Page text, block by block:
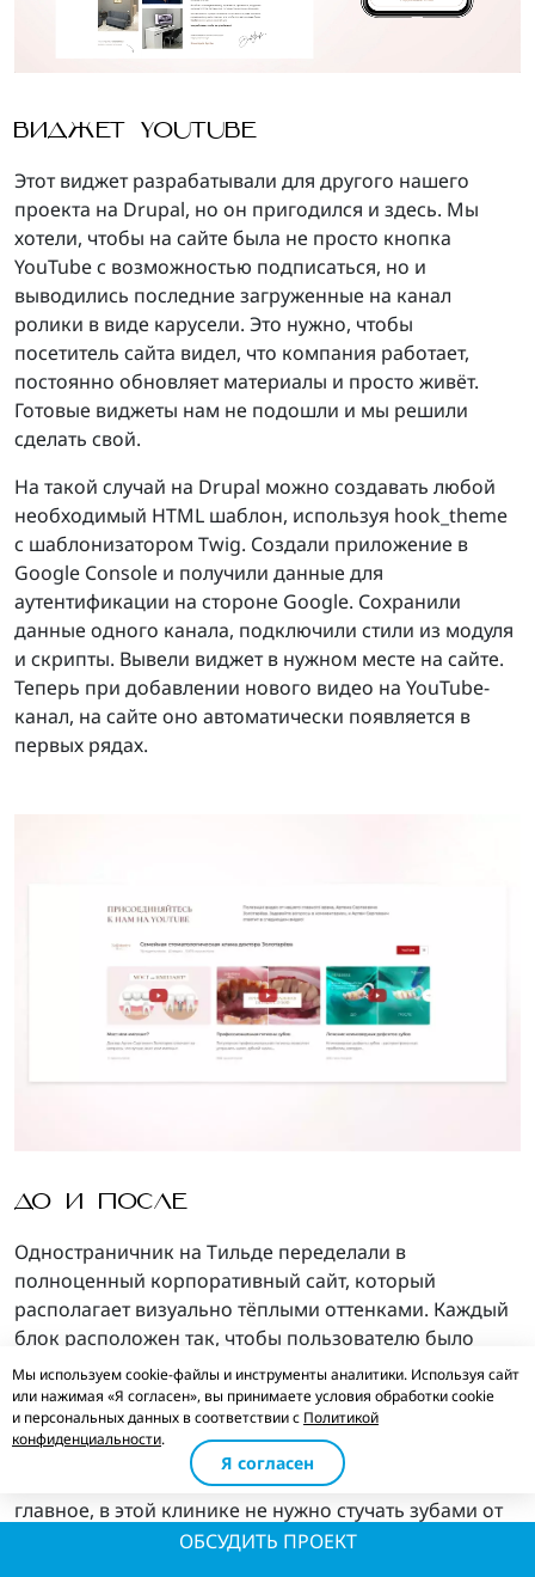
ВИДЖЕТ YOUTUBE
Этот виджет разрабатывали для другого нашего
проекта на Drupal, но он пригодился и здесь. Мы
хотели, чтобы на сайте была не просто кнопка
YouTube с возможностью подписаться, но и
выводились последние загруженные на канал
ролики в виде карусели. Это нужно, чтобы
посетитель сайта видел, что компания работает,
постоянно обновляет материалы и просто живёт.
Готовые виджеты нам не подошли и мы решили
сделать свой.
На такой случай на Drupal можно создавать любой
необходимый HTML шаблон, используя hook_theme
с шаблонизатором Twig. Создали приложение в
Google Console и получили данные для
аутентификации на стороне Google. Сохранили
данные одного канала, подключили стили из модуля
и скрипты. Вывели виджет в нужном месте на сайте.
Теперь при добавлении нового видео на YouTube-
канал, на сайте оно автоматически появляется в
первых рядах.
ДО И ПОСЛЕ
Одностраничник на Тильде переделали в
полноценный корпоративный сайт, который
располагает визуально тёплыми оттенками. Каждый
блок расположен так, чтобы пользователю было
максимально удобно ориентироваться на странице.
Сайт убеждает в профессионализме врачей и
безопасности клиники не только словами, но и фото
и видео контентом. Всё, что хочет знать пациент
перед посещением стоматолога, есть здесь. А
главное, в этой клинике не нужно стучать зубами от
страха, здесь лечат без боли. Признайтесь, что это
ОБСУДИТЬ ПРОЕКТ
Мы используем cookie-файлы и инструменты аналитики. Используя сайт
или нажимая «Я согласен», вы принимаете условия обработки cookie
и персональных данных в соответствии с Политикой
конфиденциальности.
Я согласен